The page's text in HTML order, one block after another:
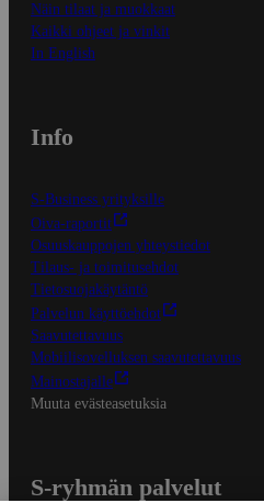
Näin tilaat ja muokkaat
Kaikki ohjeet ja vinkit
In English
Info
S-Business yrityksille
Oiva-raportit
Osuuskauppojen yhteystiedot
Tilaus- ja toimitusehdot
Tietosuojakäytäntö
Palvelun käyttöehdot
Saavutettavuus
Mobiilisovelluksen saavutettavuus
Mainostajalle
Muuta evästeasetuksia
S-ryhmän palvelut